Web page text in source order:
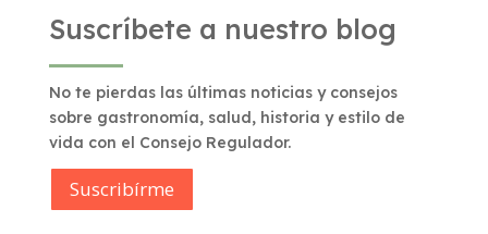
Suscríbete a nuestro blog
No te pierdas las últimas noticias y consejos
sobre gastronomía, salud, historia y estilo de
vida con el Consejo Regulador.
Suscribírme